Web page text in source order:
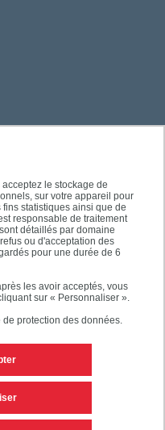
le stockage de
sur votre appareil pour
statistiques ainsi que de
responsable de traitement
détaillés par domaine
ou d'acceptation des
pour une durée de 6
les avoir acceptés, vous
sur « Personnaliser ».
protection des données.
Plan du site